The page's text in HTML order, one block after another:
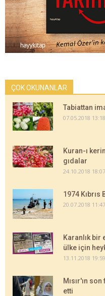
ÇOK OKUNANLAR
Tabiattan
07.05.2018
Kuran-ı
gıdalar
24.10.2018
1974
20.07.2018
Karanlık bir
ülke için
13.11.2018
Mısır'ın
etti